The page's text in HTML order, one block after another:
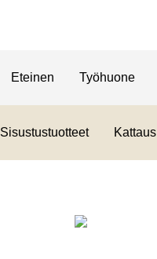
Eteinen Työhuone
Sisustustuotteet Kattaus